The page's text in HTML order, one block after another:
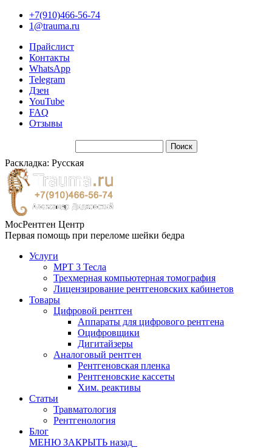
+7(910)466-56-74
1@trauma.ru
Прайслист
Контакты
WhatsApp
Telegram
Дзен
YouTube
FAQ
Отзывы
Раскладка: Русская
МосРентген Центр
Первая помощь при переломе шейки бедра
Услуги
МРТ 3 Тесла
Трехмерная компьютерная томография
Лицензирование рентгеновских кабинетов
Товары
Цифровой рентген
Аппараты для цифрового рентгена
Оцифровщики
Дигитайзеры
Аналоговый рентген
Рентгеновская пленка
Рентгеновские кассеты
Хим. реактивы
Статьи
Травматология
Рентгенология
Блог
МЕНЮ ЗАКРЫТЬ назад